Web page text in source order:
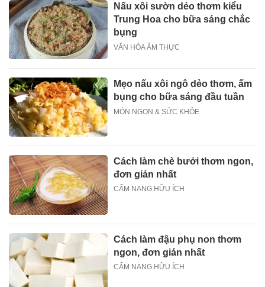
Nấu xôi sườn dẻo thơm kiểu
Trung Hoa cho bữa sáng chắc
bụng
VĂN HÓA ẨM THỰC
Mẹo nấu xôi ngô dẻo thơm, ấm
bụng cho bữa sáng đầu tuần
MÓN NGON & SỨC KHỎE
Cách làm chè bưởi thơm ngon,
đơn giản nhất
CẨM NANG HỮU ÍCH
Cách làm đậu phụ non thơm
ngon, đơn giản nhất
CẨM NANG HỮU ÍCH